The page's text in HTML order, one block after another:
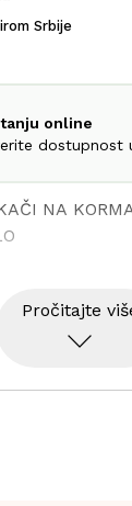
Srbije
online
dostupnost
NA
Pročitajte